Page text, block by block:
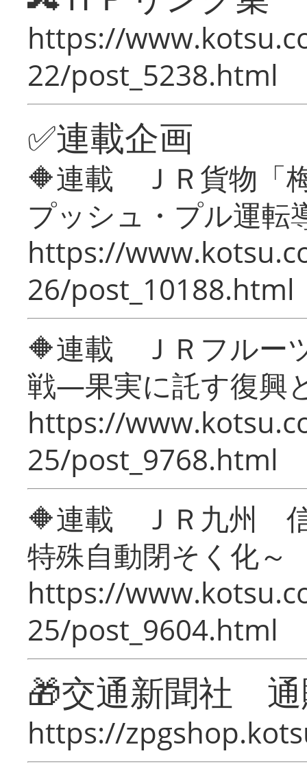
https://
22/post_5238.html
✅連載企画
🔶連載 ＪＲ貨物「
プッシュ・プル運転
https://
26/post_10188.html
🔶連載 ＪＲフルー
戦―果実に託す復興
https://
25/post_9768.html
🔶連載 ＪＲ九州 信
特殊自動閉そく化～
https://
25/post_9604.html
🎁交通新聞社
https://